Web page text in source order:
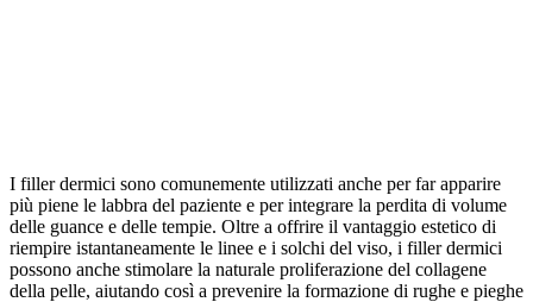
I filler dermici sono comunemente utilizzati anche per far apparire
più piene le labbra del paziente e per integrare la perdita di volume
delle guance e delle tempie. Oltre a offrire il vantaggio estetico di
riempire istantaneamente le linee e i solchi del viso, i filler dermici
possono anche stimolare la naturale proliferazione del collagene
della pelle, aiutando così a prevenire la formazione di rughe e pieghe